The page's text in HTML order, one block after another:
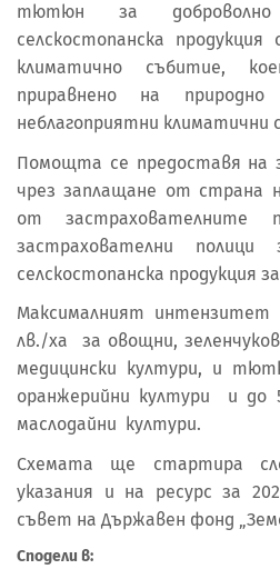
тютюн за доброволно
селскостопанска
климатично събитие,
приравнено на
неблагоприятни климатични
Помощта се предоставя на
чрез заплащане от страна
от застрахователните
застрахователни
селскостопанска продукция
Максималният
лв./ха за овощни,
медицински култури, и
оранжерийни култури и до
маслодайни култури.
Схемата ще стартира
указания и на ресурс за
съвет на Държавен фонд
Сподели в: